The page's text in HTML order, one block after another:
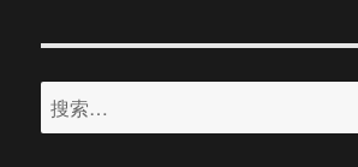
用
推
Notion
搜
索：